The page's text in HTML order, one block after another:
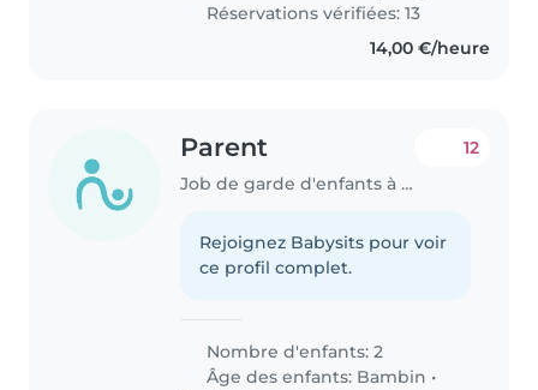
Réservations vérifiées: 13
14,00 €/heure
Parent
Job de garde d'enfants à Dalheim
12
Rejoignez Babysits pour voir
ce profil complet.
Nombre d'enfants: 2
Âge des enfants: Bambin •